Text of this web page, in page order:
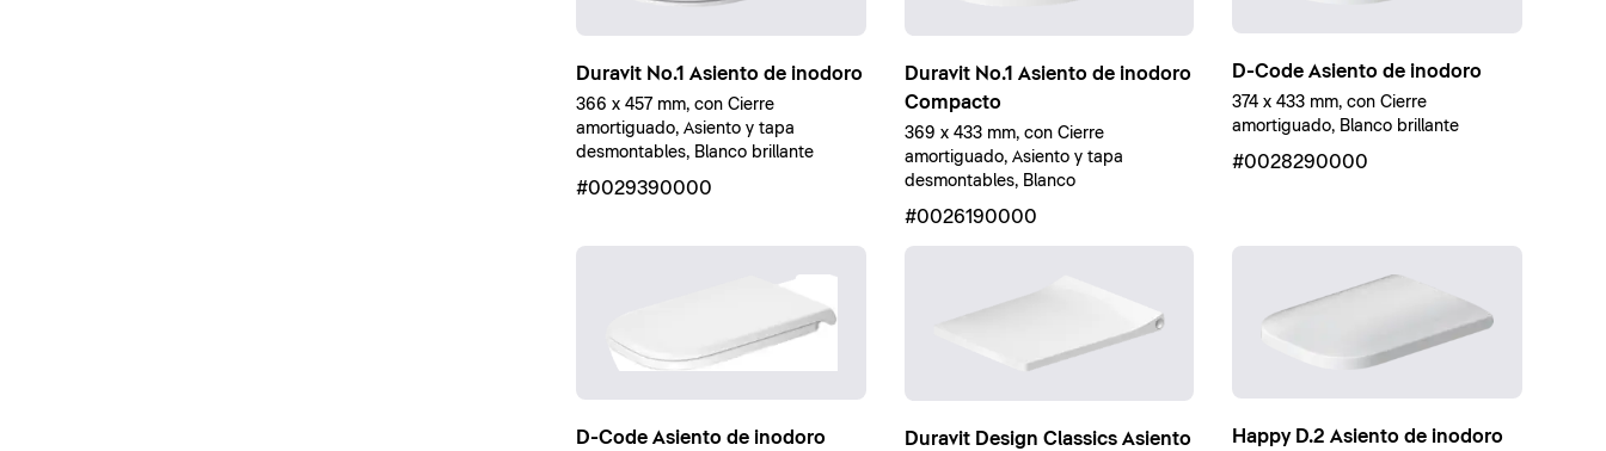
Duravit No.1 Asiento de inodoro
366 x 457 mm, con Cierre
amortiguado, Asiento y tapa
desmontables, Blanco brillante
#0029390000
Duravit No.1 Asiento de inodoro
Compacto
369 x 433 mm, con Cierre
amortiguado, Asiento y tapa
desmontables, Blanco
#0026190000
D-Code Asiento de inodoro
374 x 433 mm, con Cierre
amortiguado, Blanco brillante
#0028290000
D-Code Asiento de inodoro
Duravit Design Classics Asiento
Happy D.2 Asiento de inodoro